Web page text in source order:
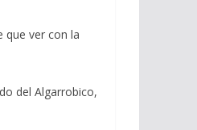
que ver con la
del Algarrobico,